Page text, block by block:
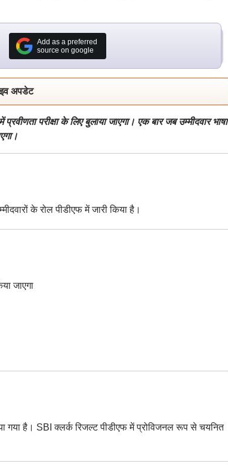
Add as a preferred
source on google
अपडेट
परीक्षा के लिए बुलाया जाएगा। एक बार जब उम्मीदवार भाषा
के रोल पीडीएफ में जारी किया है।
जाएगा
गया है। SBI क्लर्क रिजल्ट पीडीएफ में प्रोविजनल रूप से चयनित